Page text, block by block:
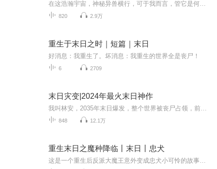
820 2.9万
重生于末日之时｜短篇｜末日
好消息：我重生了。坏消息：我重生的世界全是丧尸！
6 2709
末日灾变|2024年最火末日神作
848 12.1万
重生末日之魔种降临丨末日丨忠犬